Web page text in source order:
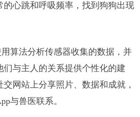
的心跳和呼吸频率，找到狗狗出现
算法分析传感器收集的数据，并
们与主人的关系提供个性化的建
网站上分享照片、数据和成就，
与兽医联系。